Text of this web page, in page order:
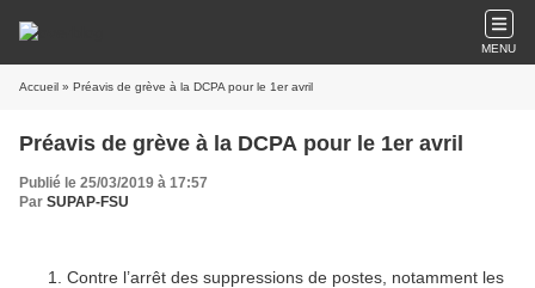
MENU
Accueil » Préavis de grève à la DCPA pour le 1er avril
Préavis de grève à la DCPA pour le 1er avril
Publié le 25/03/2019 à 17:57
Par SUPAP-FSU
Contre l’arrêt des suppressions de postes, notamment les